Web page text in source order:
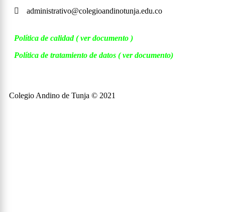
administrativo@colegioandinotunja.edu.co
Política de calidad( ver documento )
Política de tratamiento de datos ( ver documento)
Colegio Andino de Tunja © 2021